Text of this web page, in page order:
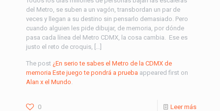
del Metro, se suben a un vagón, transbordan un par de
veces y llegan a su destino sin pensarlo demasiado. Pero
cuando alguien les pide dibujar, de memoria, por dónde
pasa cada línea del Metro CDMX, la cosa cambia. Ese es
justo el reto de croquis, […]
The post ¿En serio te sabes el Metro de la CDMX de
memoria Este juego te pondrá a prueba appeared first on
Alan x el Mundo.
0 Leer más